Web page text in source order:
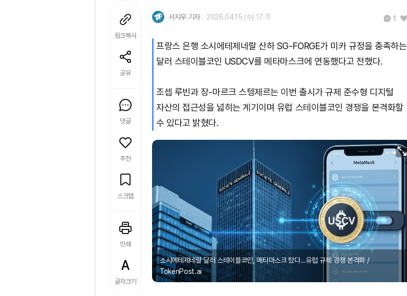
링크복사
공유
댓글
추천
스크랩
인쇄
글자크기
서지우 기자 2026.04.15 (수) 17:11 1
프랑스 은행 소시에테제네랄 산하 SG-FORGE가 미카 규정을 충족하는
달러 스테이블코인 USDCV를 메타마스크에 연동했다고 전했다.
조셉 루빈과 장-마르크 스텡제르는 이번 출시가 규제 준수형 디지털
자산의 접근성을 넓히는 계기이며 유럽 스테이블코인 경쟁을 본격화할
수 있다고 밝혔다.
소시에테제네랄 달러 스테이블코인, 메타마스크 탔다…유럽 규제 경쟁 본격화 /
TokenPost.ai